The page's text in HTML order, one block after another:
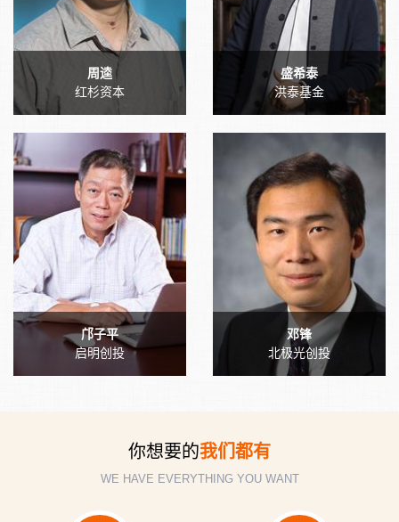
周逵
红杉资本
盛希泰
洪泰基金
邝子平
启明创投
邓锋
北极光创投
你想要的我们都有
WE HAVE EVERYTHING YOU WANT